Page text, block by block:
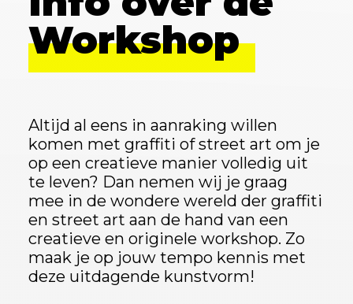
Workshop
Altijd al eens in aanraking willen
komen met graffiti of street art om je
op een creatieve manier volledig uit
te leven? Dan nemen wij je graag
mee in de wondere wereld der graffiti
en street art aan de hand van een
creatieve en originele workshop. Zo
maak je op jouw tempo kennis met
deze uitdagende kunstvorm!